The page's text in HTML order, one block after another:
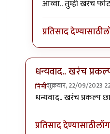
In reply to
आव्वा.. तुम्ही खरंच
प्रतिसाद देण्यासाठी
धन्यवाद.. खरंच
निमीशुक्रवार, 22/09/2023
In reply toएखादा
धन्यवाद.. खरंच प्रकल्प
प्रतिसाद देण्यासाठी